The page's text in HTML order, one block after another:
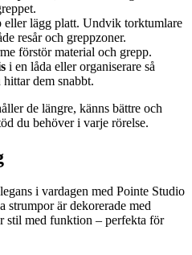
eller lägg platt. Undvik torktumlare
resår och greppzoner.
förstör material och grepp.
i en låda eller organiserare så
dem snabbt.
de längre, känns bättre och
du behöver i varje rörelse.
i vardagen med Pointe Studio
strumpor är dekorerade med
stil med funktion – perfekta för